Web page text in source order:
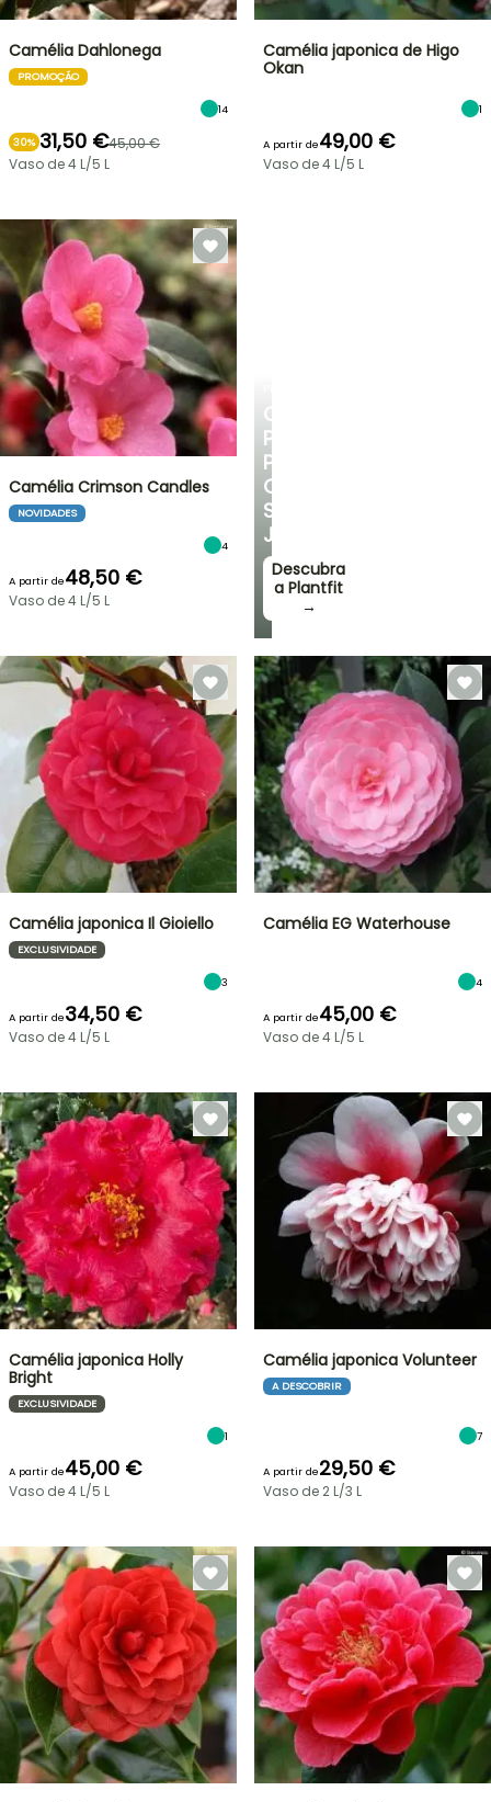
CONSELHOS
PERSONALIZADOS
PARA
O
SEU
JARDIM
Descubra
a Plantfit
→
Camélia Dahlonega
PROMOÇÃO
14
30% 31,50 €45,00 €
Vaso de 4 L/5 L
Camélia japonica de Higo
Okan
1
A partir de49,00 €
Vaso de 4 L/5 L
Camélia Crimson Candles
NOVIDADES
4
A partir de48,50 €
Vaso de 4 L/5 L
Camélia japonica Il Gioiello
EXCLUSIVIDADE
3
A partir de34,50 €
Vaso de 4 L/5 L
Camélia EG Waterhouse
4
A partir de45,00 €
Vaso de 4 L/5 L
Camélia japonica Holly
Bright
EXCLUSIVIDADE
1
A partir de45,00 €
Vaso de 4 L/5 L
Camélia japonica Volunteer
A DESCOBRIR
7
A partir de29,50 €
Vaso de 2 L/3 L